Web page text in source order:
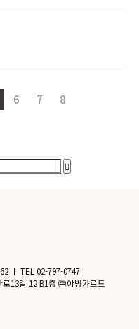
6 7 8
ㅣ TEL 02-797-0747
13길 12 B1층 ㈜아방가르드